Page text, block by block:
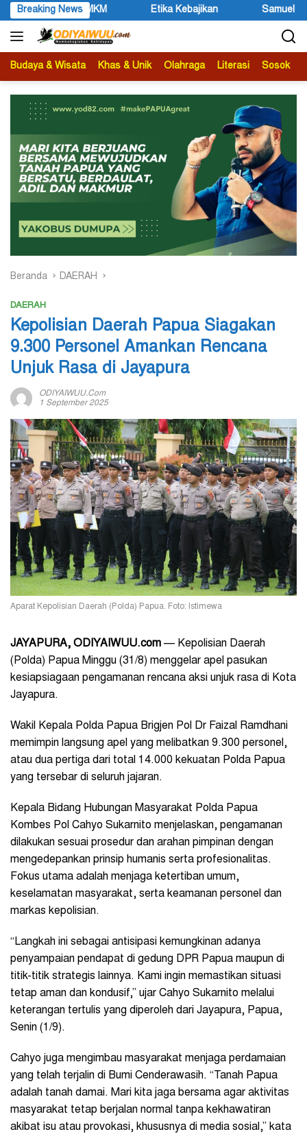
Langsung
ke
konten
Breaking NewsSamuel Yogi Sebut Festival UMKM Mimika 2026
Budaya & Wisata Khas & Unik Olahraga Literasi Sosok
Beranda DAERAH
DAERAH
Kepolisian Daerah Papua Siagakan
9.300 Personel Amankan Rencana
Unjuk Rasa di Jayapura
ODIYAIWUU.com
1 September 2025
Aparat Kepolisian Daerah (Polda) Papua. Foto: Istimewa
JAYAPURA, ODIYAIWUU.com — Kepolisian Daerah
(Polda) Papua Minggu (31/8) menggelar apel pasukan
kesiapsiagaan pengamanan rencana aksi unjuk rasa di Kota
Jayapura.
Wakil Kepala Polda Papua Brigjen Pol Dr Faizal Ramdhani
memimpin langsung apel yang melibatkan 9.300 personel,
atau dua pertiga dari total 14.000 kekuatan Polda Papua
yang tersebar di seluruh jajaran.
Kepala Bidang Hubungan Masyarakat Polda Papua
Kombes Pol Cahyo Sukarnito menjelaskan, pengamanan
dilakukan sesuai prosedur dan arahan pimpinan dengan
mengedepankan prinsip humanis serta profesionalitas.
Fokus utama adalah menjaga ketertiban umum,
keselamatan masyarakat, serta keamanan personel dan
markas kepolisian.
“Langkah ini sebagai antisipasi kemungkinan adanya
penyampaian pendapat di gedung DPR Papua maupun di
titik-titik strategis lainnya. Kami ingin memastikan situasi
tetap aman dan kondusif,” ujar Cahyo Sukarnito melalui
keterangan tertulis yang diperoleh dari Jayapura, Papua,
Senin (1/9).
Cahyo juga mengimbau masyarakat menjaga perdamaian
yang telah terjalin di Bumi Cenderawasih. “Tanah Papua
adalah tanah damai. Mari kita jaga bersama agar aktivitas
masyarakat tetap berjalan normal tanpa kekhawatiran
akibat isu atau provokasi, khususnya di media sosial,” kata